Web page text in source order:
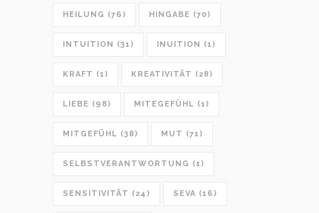
HEILUNG (76) HINGABE (70)
INTUITION (31) INUITION (1)
KRAFT (1) KREATIVITÄT (28)
LIEBE (98) MITEGEFÜHL (1)
MITGEFÜHL (38) MUT (71)
SELBSTVERANTWORTUNG (1)
SENSITIVITÄT (24) SEVA (16)